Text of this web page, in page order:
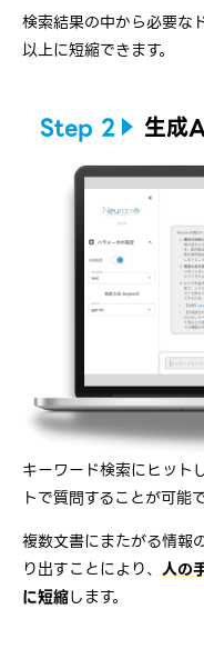
検索結果の中から必要な
以上に短縮できます。
Step 2 生成
キーワード検索にヒット
トで質問することが可能で
複数文書にまたがる情報
り出すことにより、 人の
に短縮します。